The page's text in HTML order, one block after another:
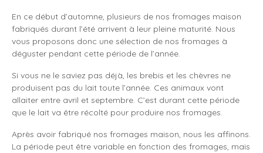
En ce début d’automne, plusieurs de nos fromages maison
fabriqués durant l’été arrivent à leur pleine maturité. Nous
vous proposons donc une sélection de nos fromages à
déguster pendant cette période de l’année.
Si vous ne le saviez pas déjà, les brebis et les chèvres ne
produisent pas du lait toute l’année. Ces animaux vont
allaiter entre avril et septembre. C’est durant cette période
que le lait va être récolté pour produire nos fromages.
Après avoir fabriqué nos fromages maison, nous les affinons.
La période peut être variable en fonction des fromages, mais